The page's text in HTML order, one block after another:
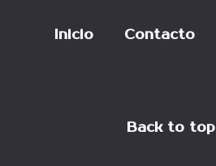
Inicio Contacto
Back to top